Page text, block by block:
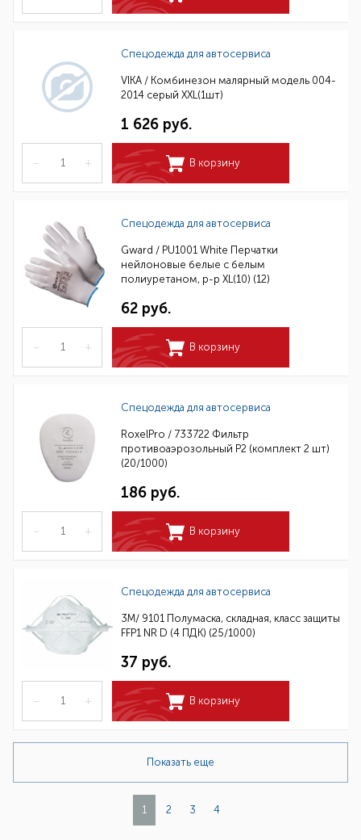
Спецодежда для автосервиса
VIKA / Комбинезон малярный модель 004-
2014 серый XXL(1шт)
1 626 руб.
– + В корзину
Спецодежда для автосервиса
Gward / PU1001 White Перчатки
нейлоновые белые с белым
полиуретаном, р-р XL(10) (12)
62 руб.
– + В корзину
Спецодежда для автосервиса
RoxelPro / 733722 Фильтр
противоаэрозольный Р2 (комплект 2 шт)
(20/1000)
186 руб.
– + В корзину
Спецодежда для автосервиса
3M/ 9101 Полумаска, складная, класс защиты
FFP1 NR D (4 ПДК) (25/1000)
37 руб.
– + В корзину
Показать еще
1 2 3 4